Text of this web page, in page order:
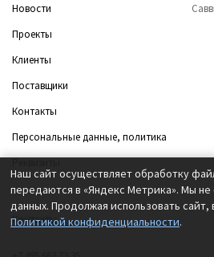
Новости
Проекты
Клиенты
Поставщики
Контакты
Персональные данные, политика
Контакты
Наш сайт осуществляет обработку
передаются в «Яндекс Метрика». Мы
данных. Продолжая использовать
Политикой конфиденциальности.